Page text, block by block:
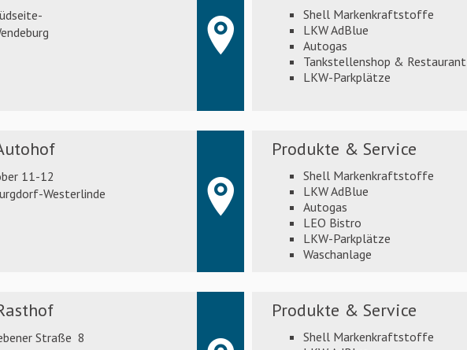
Shell Markenkraftstoffe
LKW AdBlue
Autogas
Tankstellenshop & Restaurant
LKW-Parkplätze
11-12
Westerlinde
Produkte & Service
Shell Markenkraftstoffe
LKW AdBlue
Autogas
LEO Bistro
LKW-Parkplätze
Waschanlage
Straße 8
Produkte & Service
Shell Markenkraftstoffe